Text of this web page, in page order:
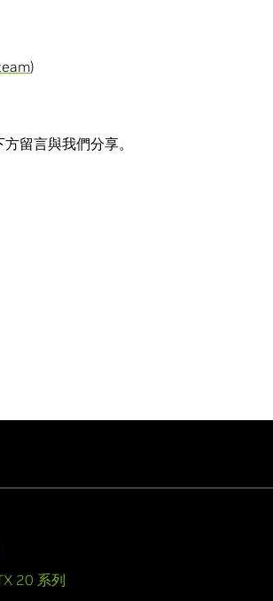
)
方留言與我們分享。
20 系列